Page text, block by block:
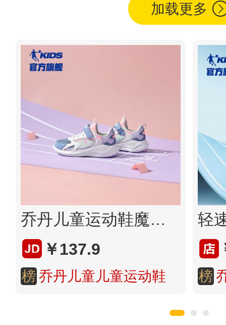
加载更多
乔丹儿童运动鞋魔术贴跑鞋
￥137.9
榜 乔丹儿童儿童运动鞋 榜